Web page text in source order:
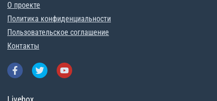
О проекте
Политика конфиденциальности
Пользовательское соглашение
Контакты